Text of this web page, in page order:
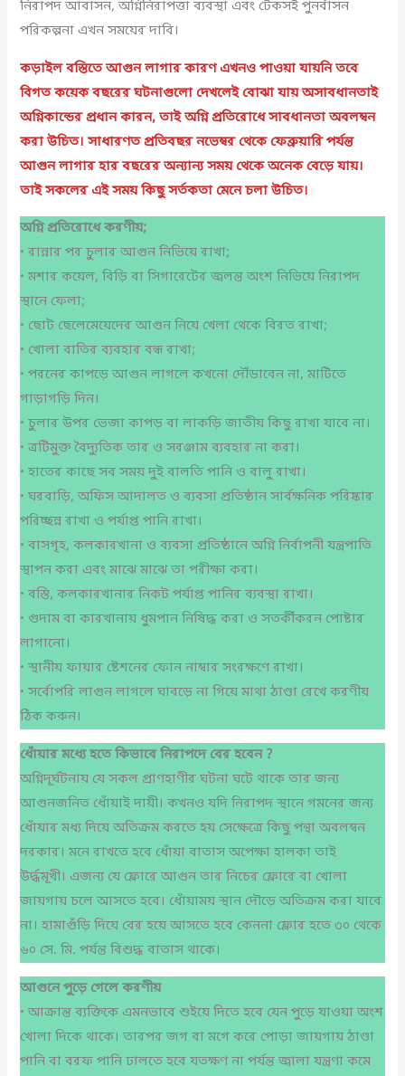
নিরাপদ আবাসন, অগ্নিনিরাপত্তা ব্যবস্থা এবং টেকসই পুনর্বাসন
পরিকল্পনা এখন সময়ের দাবি।
কড়াইল বস্তিতে আগুন লাগার কারণ এখনও পাওয়া যায়নি তবে
বিগত কয়েক বছরের ঘটনাগুলো দেখলেই বোঝা যায় অসাবধানতাই
অগ্নিকান্ডের প্রধান কারন, তাই অগ্নি প্রতিরোধে সাবধানতা অবলম্বন
করা উচিত। সাধারণত প্রতিবছর নভেম্বর থেকে ফেব্রুয়ারি পর্যন্ত
আগুন লাগার হার বছরের অন্যান্য সময় থেকে অনেক বেড়ে যায়।
তাই সকলের এই সময় কিছু সর্তকতা মেনে চলা উচিত।
অগ্নি প্রতিরোধে করণীয়;
• রান্নার পর চুলার আগুন নিভিয়ে রাখা;
• মশার কয়েল, বিড়ি বা সিগারেটের জ্বলন্ত অংশ নিভিয়ে নিরাপদ
স্থানে ফেলা;
• ছোট ছেলেমেয়েদের আগুন নিয়ে খেলা থেকে বিরত রাখা;
• খোলা বাতির ব্যবহার বন্ধ রাখা;
• পরনের কাপড়ে আগুন লাগলে কখনো দৌঁডাবেন না, মাটিতে
গাড়াগড়ি দিন।
• চুলার উপর ভেজা কাপড় বা লাকড়ি জাতীয় কিছু রাখা যাবে না।
• ত্রটিমুক্ত বৈদ্যুতিক তার ও সরঞ্জাম ব্যবহার না করা।
• হাতের কাছে সব সময় দুই বালতি পানি ও বালু রাখা।
• ঘরবাড়ি, অফিস আদালত ও ব্যবসা প্রতিষ্ঠান সার্বক্ষনিক পরিষ্কার
পরিচ্ছন্ন রাখা ও পর্যাপ্ত পানি রাখা।
• বাসগৃহ, কলকারখানা ও ব্যবসা প্রতিষ্ঠানে অগ্নি নির্বাপনী যন্ত্রপাতি
স্থাপন করা এবং মাঝে মাঝে তা পরীক্ষা করা।
• বস্তি, কলকারখানার নিকট পর্যাপ্ত পানির ব্যবস্থা রাখা।
• গুদাম বা কারখানায় ধুমপান নিষিদ্ধ করা ও সতর্কীকরন পোষ্টার
লাগানো।
• স্থানীয় ফায়ার ষ্টেশনের ফোন নাম্বার সংরক্ষণে রাখা।
• সর্বোপরি লাগুন লাগলে ঘাবড়ে না গিয়ে মাথা ঠাণ্ডা রেখে করণীয়
ঠিক করুন।
ধোঁয়ার মধ্যে হতে কিভাবে নিরাপদে বের হবেন?
অগ্নিদূর্ঘটনায় যে সকল প্রাণহাণীর ঘটনা ঘটে থাকে তার জন্য
আগুনজনিত ধোঁয়াই দায়ী। কখনও যদি নিরাপদ স্থানে গমনের জন্য
ধোঁয়ার মধ্য দিয়ে অতিক্রম করতে হয় সেক্ষেত্রে কিছু পন্থা অবলম্বন
দরকার। মনে রাখতে হবে ধোঁয়া বাতাস অপেক্ষা হালকা তাই
উর্দ্ধমূখী। এজন্য যে ফ্লোরে আগুন তার নিচের ফ্লোরে বা খোলা
জায়গায় চলে আসতে হবে। ধোঁয়াময় স্থান দৌড়ে অতিক্রম করা যাবে
না। হামাগুঁড়ি দিয়ে বের হয়ে আসতে হবে কেননা ফ্লোর হতে ৩০ থেকে
৬০ সে. মি. পর্যন্ত বিশুদ্ধ বাতাস থাকে।
আগুনে পুড়ে গেলে করণীয়
• আক্রান্ত ব্যক্তিকে এমনভাবে শুইয়ে দিতে হবে যেন পুড়ে যাওয়া অংশ
খোলা দিকে থাকে। তারপর জগ বা মগে করে পোড়া জায়গায় ঠাণ্ডা
পানি বা বরফ পানি ঢালতে হবে যতক্ষণ না পর্যন্ত জ্বালা যন্ত্রণা কমে